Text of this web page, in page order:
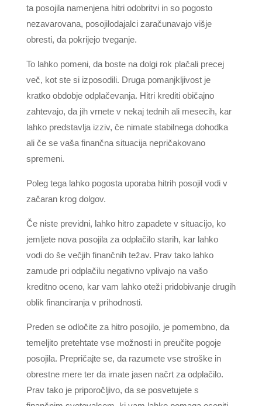
ta posojila namenjena hitri odobritvi in so pogosto
nezavarovana, posojilodajalci zaračunavajo višje
obresti, da pokrijejo tveganje.
To lahko pomeni, da boste na dolgi rok plačali precej
več, kot ste si izposodili. Druga pomanjkljivost je
kratko obdobje odplačevanja. Hitri krediti običajno
zahtevajo, da jih vrnete v nekaj tednih ali mesecih, kar
lahko predstavlja izziv, če nimate stabilnega dohodka
ali če se vaša finančna situacija nepričakovano
spremeni.
Poleg tega lahko pogosta uporaba hitrih posojil vodi v
začaran krog dolgov.
Če niste previdni, lahko hitro zapadete v situacijo, ko
jemljete nova posojila za odplačilo starih, kar lahko
vodi do še večjih finančnih težav. Prav tako lahko
zamude pri odplačilu negativno vplivajo na vašo
kreditno oceno, kar vam lahko oteži pridobivanje drugih
oblik financiranja v prihodnosti.
Preden se odločite za hitro posojilo, je pomembno, da
temeljito pretehtate vse možnosti in preučite pogoje
posojila. Prepričajte se, da razumete vse stroške in
obrestne mere ter da imate jasen načrt za odplačilo.
Prav tako je priporočljivo, da se posvetujete s